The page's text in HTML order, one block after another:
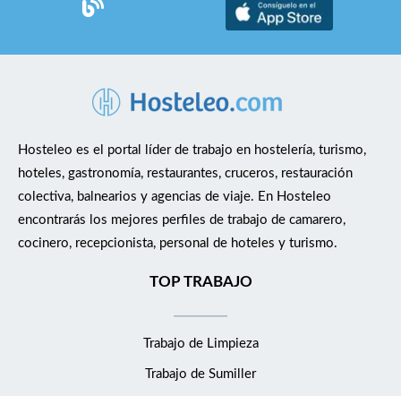
Hosteleo es el portal líder de trabajo en hostelería, turismo,
hoteles, gastronomía, restaurantes, cruceros, restauración
colectiva, balnearios y agencias de viaje. En Hosteleo
encontrarás los mejores perfiles de trabajo de camarero,
cocinero, recepcionista, personal de hoteles y turismo.
TOP TRABAJO
Trabajo de Limpieza
Trabajo de Sumiller